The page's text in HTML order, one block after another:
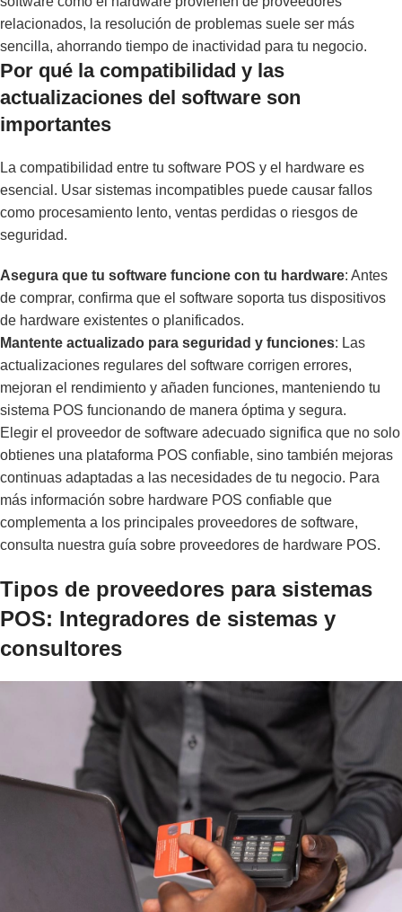
relacionados, la resolución de problemas suele ser más
sencilla, ahorrando tiempo de inactividad para tu negocio.
Por qué la compatibilidad y las
actualizaciones del software son
importantes
La compatibilidad entre tu software POS y el hardware es
esencial. Usar sistemas incompatibles puede causar fallos
como procesamiento lento, ventas perdidas o riesgos de
seguridad.
Asegura que tu software funcione con tu hardware: Antes
de comprar, confirma que el software soporta tus dispositivos
de hardware existentes o planificados.
Mantente actualizado para seguridad y funciones: Las
actualizaciones regulares del software corrigen errores,
mejoran el rendimiento y añaden funciones, manteniendo tu
sistema POS funcionando de manera óptima y segura.
Elegir el proveedor de software adecuado significa que no solo
obtienes una plataforma POS confiable, sino también mejoras
continuas adaptadas a las necesidades de tu negocio. Para
más información sobre hardware POS confiable que
complementa a los principales proveedores de software,
consulta nuestra guía sobre proveedores de hardware POS.
Tipos de proveedores para sistemas
POS: Integradores de sistemas y
consultores